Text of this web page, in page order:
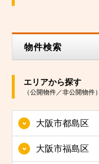
物件検索
エリアから探す
（公開物件／非公開物件）
大阪市都島区
大阪市福島区